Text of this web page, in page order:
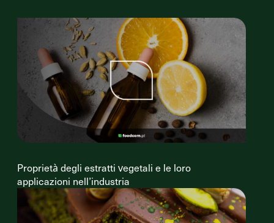
Proprietà degli estratti vegetali e le loro
applicazioni nell’industria